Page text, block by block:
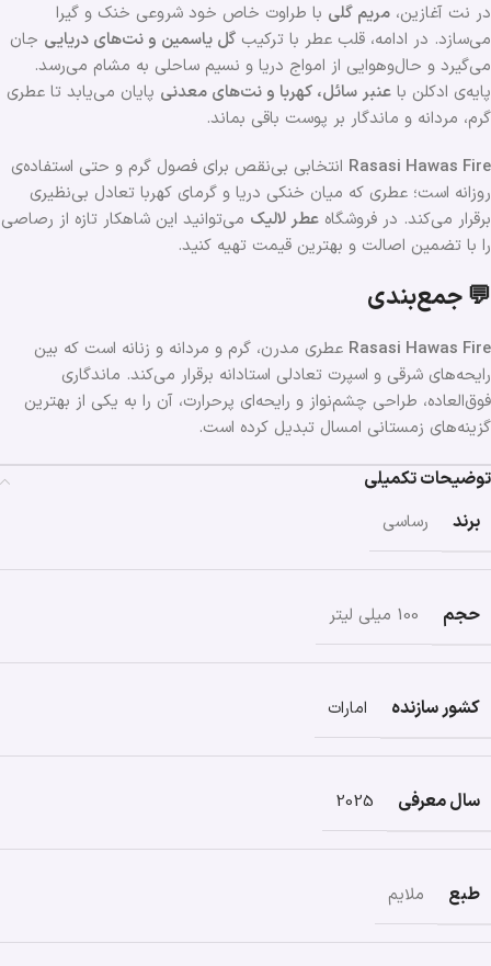
در نت آغازین، مریم گلی با طراوت خاص خود شروعی خنک و گیرا
می‌سازد. در ادامه، قلب عطر با ترکیب گل یاسمین و نت‌های دریایی جان
می‌گیرد و حال‌وهوایی از امواج دریا و نسیم ساحلی به مشام می‌رسد.
پایه‌ی ادکلن با عنبر سائل، کهربا و نت‌های معدنی پایان می‌یابد تا عطری
گرم، مردانه و ماندگار بر پوست باقی بماند.
Rasasi Hawas Fire انتخابی بی‌نقص برای فصول گرم و حتی استفاده‌ی
روزانه است؛ عطری که میان خنکی دریا و گرمای کهربا تعادل بی‌نظیری
برقرار می‌کند. در فروشگاه عطر لالیک می‌توانید این شاهکار تازه از رصاصی
را با تضمین اصالت و بهترین قیمت تهیه کنید.
💬 جمع‌بندی
Rasasi Hawas Fire عطری مدرن، گرم و مردانه و زنانه است که بین
رایحه‌های شرقی و اسپرت تعادلی استادانه برقرار می‌کند. ماندگاری
فوق‌العاده، طراحی چشم‌نواز و رایحه‌ای پرحرارت، آن را به یکی از بهترین
گزینه‌های زمستانی امسال تبدیل کرده است.
توضیحات تکمیلی
برند
رساسی
حجم 100 میلی لیتر
کشور سازنده امارات
سال معرفی 2025
طبع ملایم